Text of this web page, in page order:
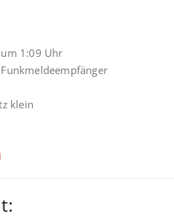
1:09 Uhr
Funkmeldeempfänger
klein